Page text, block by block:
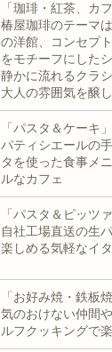
「珈琲・紅茶、カフ
椿屋珈琲のテーマ
の洋館、コンセプ
をモチーフにした
静かに流れるクラ
大人の雰囲気を醸
「パスタ＆ケーキ」
パティシエールの
タを使った食事メ
ルなカフェ
「パスタ＆ピッツァ
自社工場直送の生
楽しめる気軽なイ
「お好み焼・鉄板焼
気のおけない仲間
ルフクッキングで